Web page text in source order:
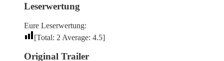
Leserwertung
Eure Leserwertung:
[Total: 2 Average: 4.5]
Original Trailer